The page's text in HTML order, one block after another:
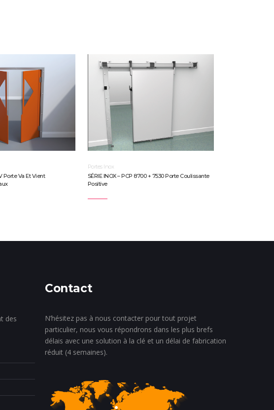
Porte Va Et Vient
Portes Inox
SÉRIE INOX – PCP 8700 + 7530 Porte Coulissante
Positive
des
Contact
N’hésitez pas à nous contacter pour tout projet
particulier, nous vous répondrons dans les plus brefs
délais avec une solution à la clé et un délai de fabrication
réduit (4 semaines).